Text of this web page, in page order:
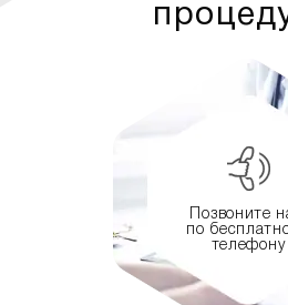
Позвоните
по
телефону